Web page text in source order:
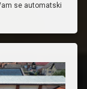
se automatski